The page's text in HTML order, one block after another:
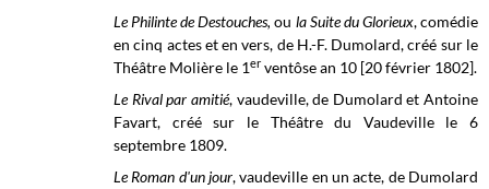
Le Philinte de Destouches,ou la Suite du Glorieux, comédie
en cinq actes et en vers, de H.-F. Dumolard, créé sur le
Théâtre Molière le 1er ventôse an 10 [20 février 1802].
Le Rival par amitié, vaudeville, de Dumolard et Antoine
Favart, créé sur le Théâtre du Vaudeville le 6
septembre 1809.
Le Roman d'un jour, vaudeville en un acte, de Dumolard